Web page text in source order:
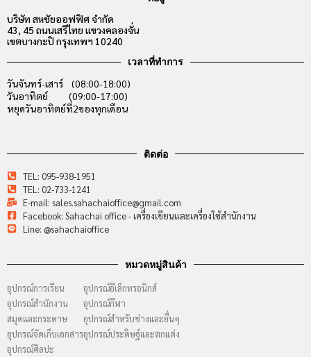
บริษัท สหชัยออฟฟิศ จำกัด
43, 45 ถนนเสรีไทย แขวงคลองจั่น
เขตบางกะปิ กรุงเทพฯ 10240
เวลาที่ทำการ
วันจันทร์-เสาร์ (08:00-18:00)
วันอาทิตย์ (09:00-17:00)
หยุดวันอาทิตย์ที่2ของทุกเดือน
ติดต่อ
TEL: 095-938-1951
TEL: 02-733-1241
E-mail: sales.sahachaioffice@gmail.com
Facebook: Sahachai office - เครื่องเขียนและเครื่องใช้สำนักงาน
Line: @sahachaioffice
หมวดหมู่สินค้า
อุปกรณ์การเรียน
อุปกรณ์สำนักงาน
สมุดและกระดาษ
อุปกรณ์จัดเก็บเอกสาร
อุปกรณ์ศิลปะ
อุปกรณ์อีเล็กทรอนิกส์
อุปกรณ์กีฬา
อุปกรณ์สำหรับช่างและอื่นๆ
อุปกรณ์ประดิษฐ์และตกแต่ง